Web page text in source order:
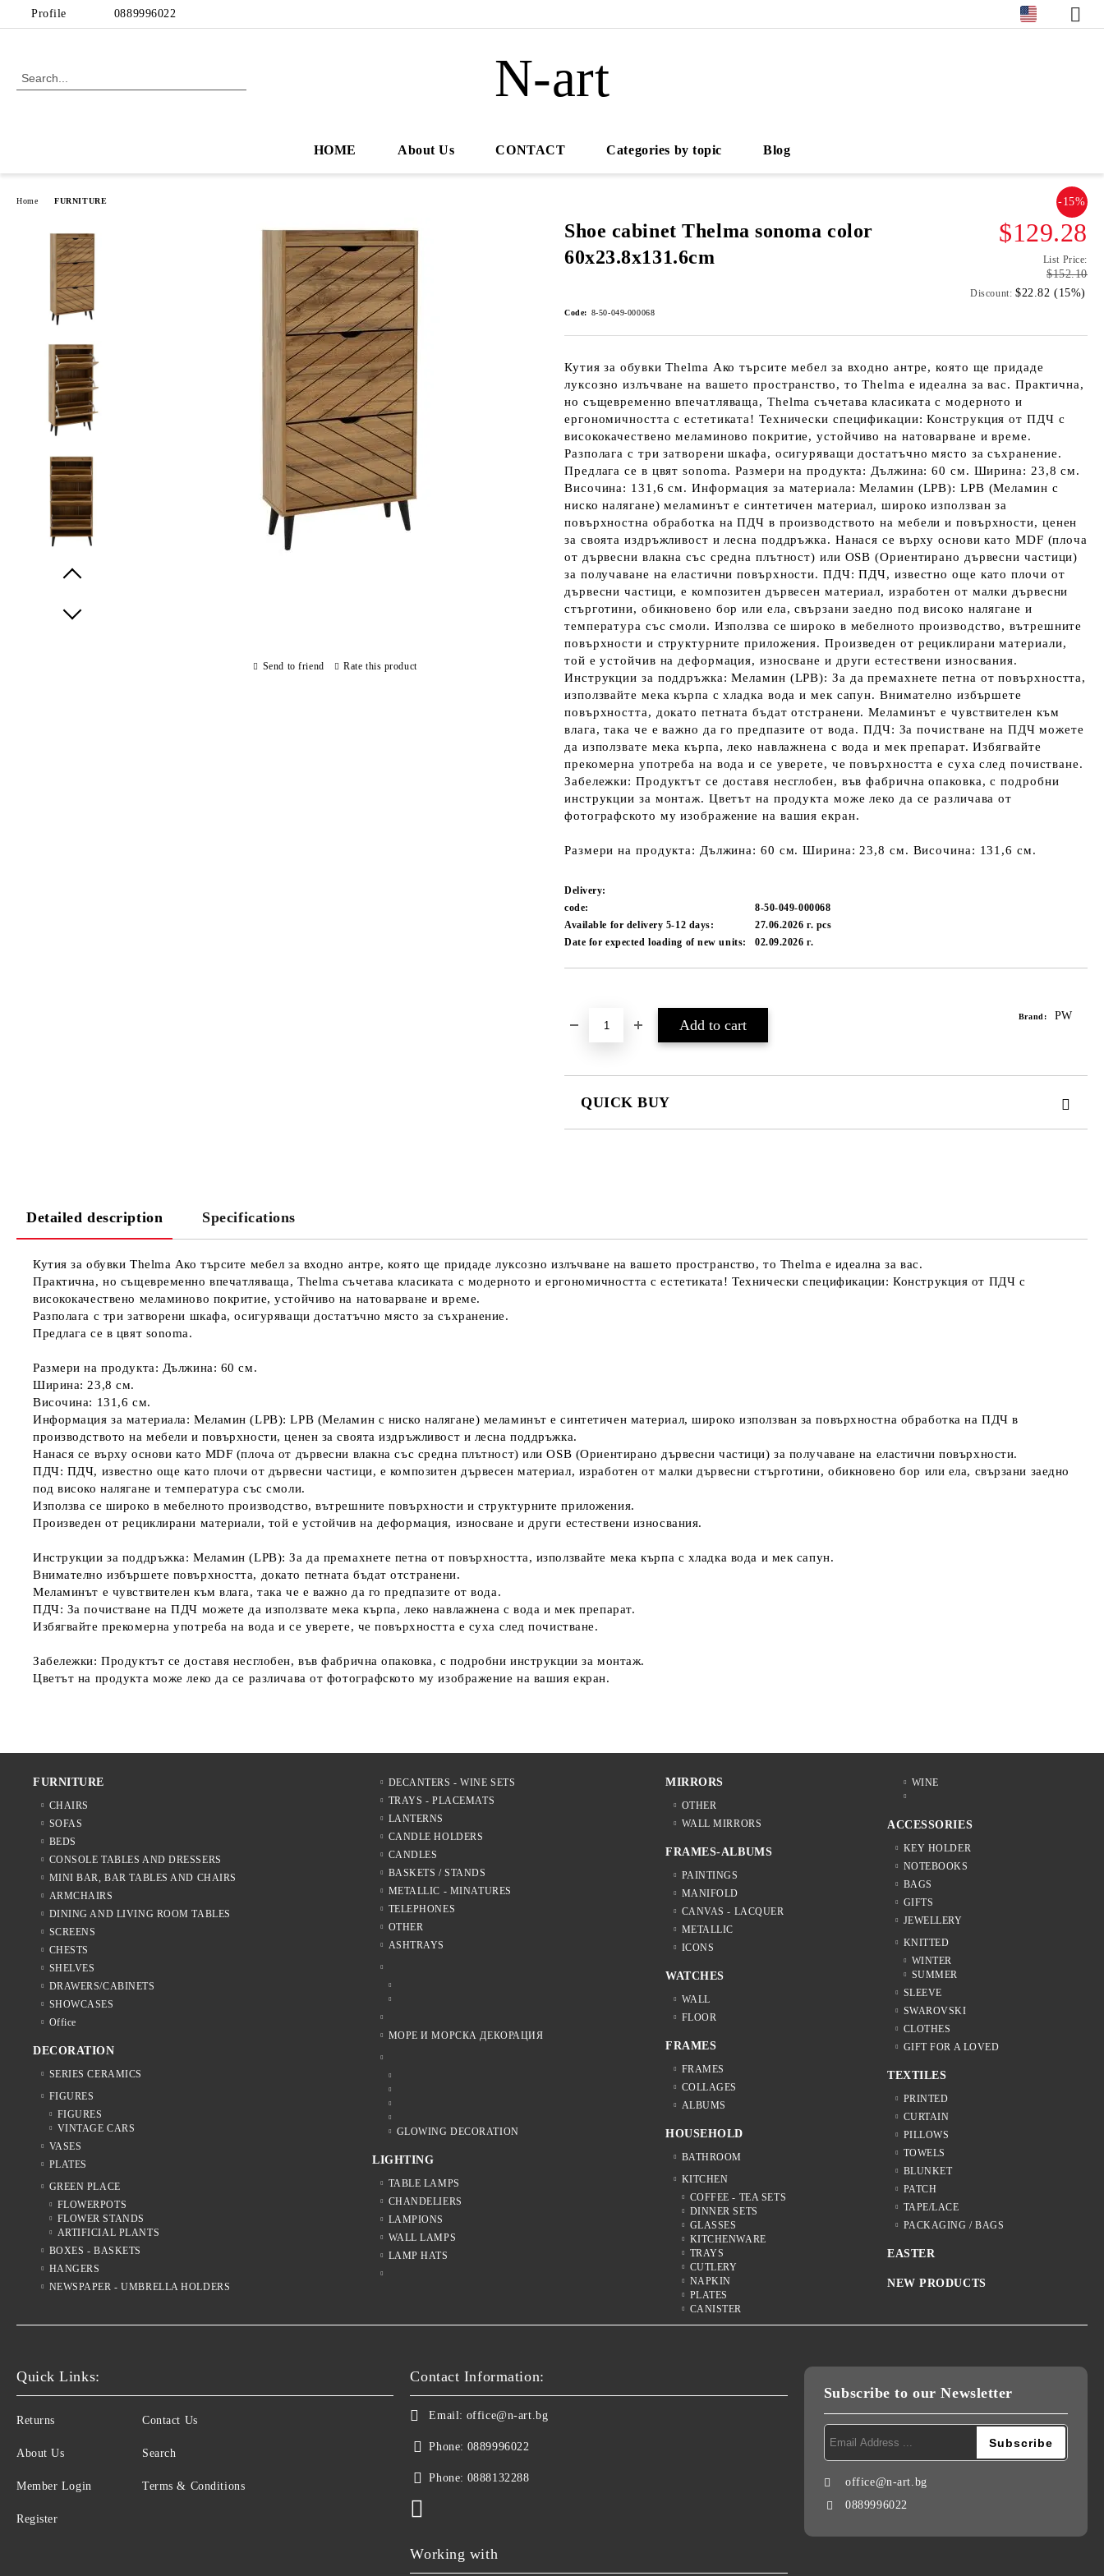
Profile 0889996022
N-art
HOME About Us CONTACT Categories by topic Blog
Home FURNITURE
Shoe cabinet Thelma sonoma color
60x23.8x131.6cm
-15%
$129.28
List Price:
$152.10
Discount: $22.82 (15%)
Code: 8-50-049-000068
Кутия за обувки Thelma Ако търсите мебел за входно антре, която ще придаде
луксозно излъчване на вашето пространство, то Thelma е идеална за вас. Практична,
но същевременно впечатляваща, Thelma съчетава класиката с модерното и
ергономичността с естетиката! Технически спецификации: Конструкция от ПДЧ с
висококачествено меламиново покритие, устойчиво на натоварване и време.
Разполага с три затворени шкафа, осигуряващи достатъчно място за съхранение.
Предлага се в цвят sonoma. Размери на продукта: Дължина: 60 ​​см. Ширина: 23,8 см.
Височина: 131,6 см. Информация за материала: Меламин (LPB): LPB (Меламин с
ниско налягане) меламинът е синтетичен материал, широко използван за
повърхностна обработка на ПДЧ в производството на мебели и повърхности, ценен
за своята издръжливост и лесна поддръжка. Нанася се върху основи като MDF (плоча
от дървесни влакна със средна плътност) или OSB (Ориентирано дървесни частици)
за получаване на еластични повърхности. ПДЧ: ПДЧ, известно още като плочи от
дървесни частици, е композитен дървесен материал, изработен от малки дървесни
стърготини, обикновено бор или ела, свързани заедно под високо налягане и
температура със смоли. Използва се широко в мебелното производство, вътрешните
повърхности и структурните приложения. Произведен от рециклирани материали,
той е устойчив на деформация, износване и други естествени износвания.
Инструкции за поддръжка: Меламин (LPB): За да премахнете петна от повърхността,
използвайте мека кърпа с хладка вода и мек сапун. Внимателно избършете
повърхността, докато петната бъдат отстранени. Меламинът е чувствителен към
влага, така че е важно да го предпазите от вода. ПДЧ: За почистване на ПДЧ можете
да използвате мека кърпа, леко навлажнена с вода и мек препарат. Избягвайте
прекомерна употреба на вода и се уверете, че повърхността е суха след почистване.
Забележки: Продуктът се доставя несглобен, във фабрична опаковка, с подробни
инструкции за монтаж. Цветът на продукта може леко да се различава от
фотографското му изображение на вашия екран.
Размери на продукта: Дължина: 60 ​​см. Ширина: 23,8 см. Височина: 131,6 см.
Delivery:
code:
8-50-049-000068
Available for delivery 5-12 days:
27.06.2026 г. pcs
Date for expected loading of new units:
02.09.2026 г.
Brand: PW
QUICK BUY
Send to friend Rate this product
Detailed description Specifications
Кутия за обувки Thelma Ако търсите мебел за входно антре, която ще придаде луксозно излъчване на вашето пространство, то Thelma е идеална за вас.
Практична, но същевременно впечатляваща, Thelma съчетава класиката с модерното и ергономичността с естетиката! Технически спецификации: Конструкция от ПДЧ с
висококачествено меламиново покритие, устойчиво на натоварване и време.
Разполага с три затворени шкафа, осигуряващи достатъчно място за съхранение.
Предлага се в цвят sonoma.
Размери на продукта: Дължина: 60 ​​см.
Ширина: 23,8 см.
Височина: 131,6 см.
Информация за материала: Меламин (LPB): LPB (Меламин с ниско налягане) меламинът е синтетичен материал, широко използван за повърхностна обработка на ПДЧ в
производството на мебели и повърхности, ценен за своята издръжливост и лесна поддръжка.
Нанася се върху основи като MDF (плоча от дървесни влакна със средна плътност) или OSB (Ориентирано дървесни частици) за получаване на еластични повърхности.
ПДЧ: ПДЧ, известно още като плочи от дървесни частици, е композитен дървесен материал, изработен от малки дървесни стърготини, обикновено бор или ела, свързани заедно
под високо налягане и температура със смоли.
Използва се широко в мебелното производство, вътрешните повърхности и структурните приложения.
Произведен от рециклирани материали, той е устойчив на деформация, износване и други естествени износвания.
Инструкции за поддръжка: Меламин (LPB): За да премахнете петна от повърхността, използвайте мека кърпа с хладка вода и мек сапун.
Внимателно избършете повърхността, докато петната бъдат отстранени.
Меламинът е чувствителен към влага, така че е важно да го предпазите от вода.
ПДЧ: За почистване на ПДЧ можете да използвате мека кърпа, леко навлажнена с вода и мек препарат.
Избягвайте прекомерна употреба на вода и се уверете, че повърхността е суха след почистване.
Забележки: Продуктът се доставя несглобен, във фабрична опаковка, с подробни инструкции за монтаж.
Цветът на продукта може леко да се различава от фотографското му изображение на вашия екран.
FURNITURE
CHAIRS
SOFAS
BEDS
CONSOLE TABLES AND DRESSERS
MINI BAR, BAR TABLES AND CHAIRS
ARMCHAIRS
DINING AND LIVING ROOM TABLES
SCREENS
CHESTS
SHELVES
DRAWERS/CABINETS
SHOWCASES
Office
DECORATION
SERIES CERAMICS
FIGURES
FIGURES
VINTAGE CARS
VASES
PLATES
GREEN PLACE
FLOWERPOTS
FLOWER STANDS
ARTIFICIAL PLANTS
BOXES - BASKETS
HANGERS
NEWSPAPER - UMBRELLA HOLDERS
DECANTERS - WINE SETS
TRAYS - PLACEMATS
LANTERNS
CANDLE HOLDERS
CANDLES
BASKETS / STANDS
METALLIC - MINATURES
TELEPHONES
OTHER
ASHTRAYS
МОРЕ И МОРСКА ДЕКОРАЦИЯ
GLOWING DECORATION
LIGHTING
TABLE LAMPS
CHANDELIERS
LAMPIONS
WALL LAMPS
LAMP HATS
MIRRORS
OTHER
WALL MIRRORS
FRAMES-ALBUMS
PAINTINGS
MANIFOLD
CANVAS - LACQUER
METALLIC
ICONS
WATCHES
WALL
FLOOR
FRAMES
FRAMES
COLLAGES
ALBUMS
HOUSEHOLD
BATHROOM
KITCHEN
COFFEE - TEA SETS
DINNER SETS
GLASSES
KITCHENWARE
TRAYS
CUTLERY
NAPKIN
PLATES
CANISTER
WINE
ACCESSORIES
KEY HOLDER
NOTEBOOKS
BAGS
GIFTS
JEWELLERY
KNITTED
WINTER
SUMMER
SLEEVE
SWAROVSKI
CLOTHES
GIFT FOR A LOVED
TEXTILES
PRINTED
CURTAIN
PILLOWS
TOWELS
BLUNKET
PATCH
TAPE/LACE
PACKAGING / BAGS
EASTER
NEW PRODUCTS
Quick Links:
Returns
About Us
Member Login
Register
Contact Us
Search
Terms & Conditions
Contact Information:
Email: office@n-art.bg
Phone: 0889996022
Phone: 0888132288
Working with
Subscribe to our Newsletter
office@n-art.bg
0889996022